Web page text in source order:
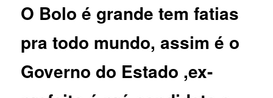
O Bolo é grande tem fatias
pra todo mundo, assim é o
Governo do Estado ,ex-